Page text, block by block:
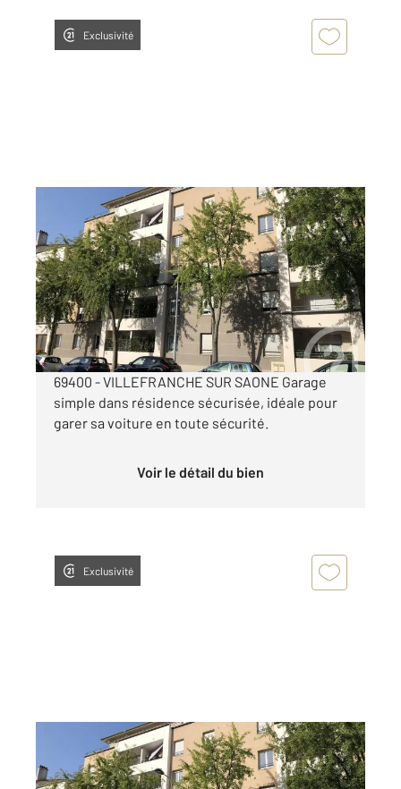
Exclusivité
VILLEFRANCHE SUR SAONE 69
13 m 2
Ref : 31475
Parking à louer
97 €
par mois charges comprises
69400 - VILLEFRANCHE SUR SAONE Garage
simple dans résidence sécurisée, idéale pour
garer sa voiture en toute sécurité.
Voir le détail du bien
Exclusivité
VILLEFRANCHE SUR SAONE 69
13 m 2
Ref : 31474